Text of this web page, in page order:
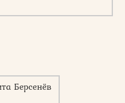
Берсенёв